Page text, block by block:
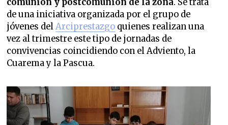
comunión y postcomunión de la zona. Se trata
de una iniciativa organizada por el grupo de
jóvenes delArciprestazgo quienes realizan una
vez al trimestre este tipo de jornadas de
convivencias coincidiendo con el Adviento, la
Cuarema y la Pascua.